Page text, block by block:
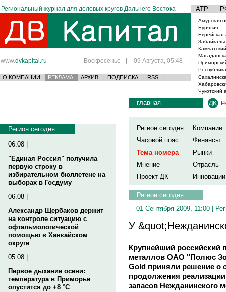
Региональный журнал для деловых кругов Дальнего Востока АТР
www.dvkapital.ru Воскресенье | 09 Августа, 05:48 |
О КОМПАНИИ РЕКЛАМА АРХИВ | ПОДПИСКА | RSS |
Амурская
Бурятия
Еврейская
Чукотский
Регион сегодня
06.08 |
"Единая Россия" получила
первую строку в
избирательном бюллетене на
выборах в Госдуму
06.08 |
Александр Щербаков держит
на контроле ситуацию с
офтальмологической
помощью в Ханкайском
округе
05.08 |
Первое дыхание осени:
температура в Приморье
опустится до +8 °C
главная
Регион сегодня
Компании
Часовой пояс
Финансы
Тема номера
Рынки
Мнение
Отрасль
Проект ДК
Инновации
Регион сегодня
01 Сентября 2009, 11:00 |
У
Крупнейший российский
металлов OAO "Полюс
Gold приняли решение о
продолжения
запасов Нежданинского